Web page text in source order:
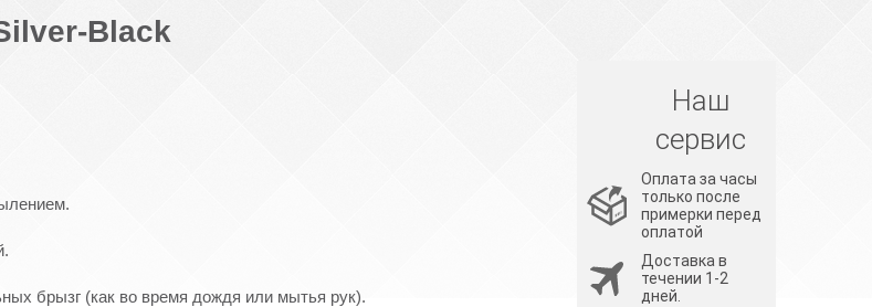
Black
брызг (как во время дождя или мытья рук).
Наш
сервис
Оплата за часы
только после
примерки перед
оплатой
Доставка в
течении 1-2
дней.